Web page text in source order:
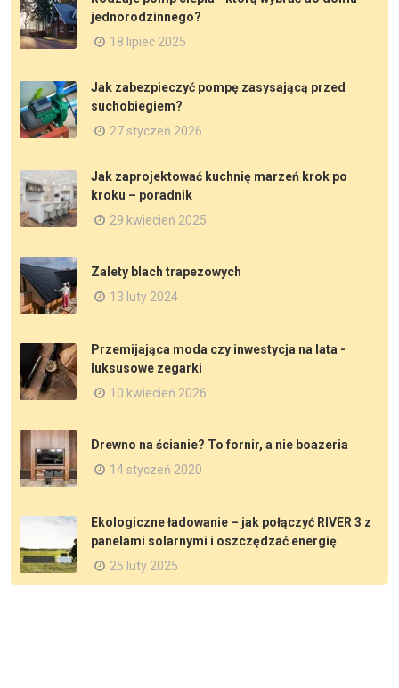
jednorodzinnego?
18 lipiec 2025
Jak zabezpieczyć pompę zasysającą przed
suchobiegiem?
27 styczeń 2026
Jak zaprojektować kuchnię marzeń krok po
kroku – poradnik
29 kwiecień 2025
Zalety blach trapezowych
13 luty 2024
Przemijająca moda czy inwestycja na lata -
luksusowe zegarki
10 kwiecień 2026
Drewno na ścianie? To fornir, a nie boazeria
14 styczeń 2020
Ekologiczne ładowanie – jak połączyć RIVER 3 z
panelami solarnymi i oszczędzać energię
25 luty 2025